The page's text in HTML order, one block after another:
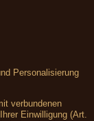
Personalisierung
verbundenen
Einwilligung (Art.